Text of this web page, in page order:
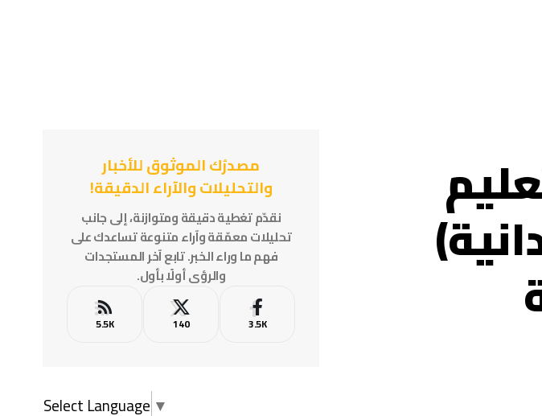
مصدرُك الموثوق للأخبار
والتحليلات والآراء الدقيقة!
نقدّم تغطية دقيقة ومتوازنة، إلى جانب
تحليلات معمّقة وآراء متنوعة تساعدك على
فهم ما وراء الخبر. تابع آخر المستجدات
والرؤى أولًا بأول.
3.5K
140
5.5K
Select Language ▼